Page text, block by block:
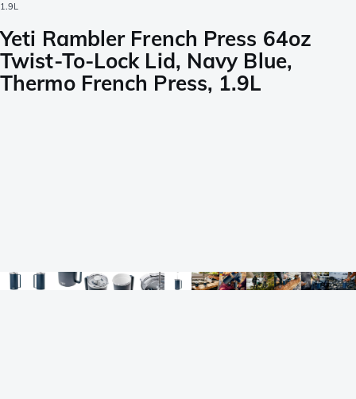
1.9L
Yeti Rambler French Press 64oz
Twist-To-Lock Lid, Navy Blue,
Thermo French Press, 1.9L